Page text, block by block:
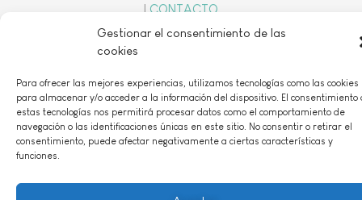
Gestionar el consentimiento de las
cookies
Para ofrecer las mejores experiencias, utilizamos tecnologías como las cookies
para almacenar y/o acceder a la información del dispositivo. El consentimiento
estas tecnologías nos permitirá procesar datos como el comportamiento de
navegación o las identificaciones únicas en este sitio. No consentir o retirar el
consentimiento, puede afectar negativamente a ciertas características y
funciones.
| CONTACTO